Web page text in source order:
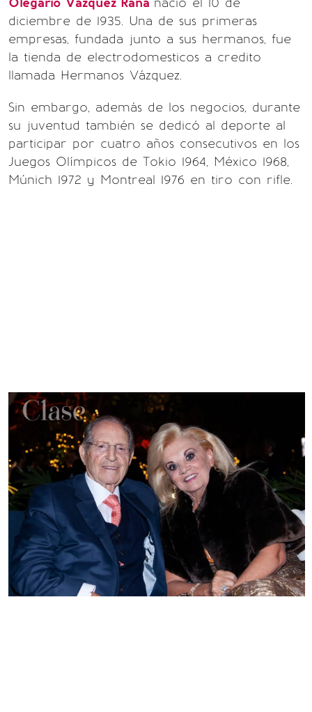
diciembre de 1935. Una de sus primeras
empresas, fundada junto a sus hermanos, fue
la tienda de electrodomesticos a credito
llamada Hermanos Vázquez.
Sin embargo, además de los negocios, durante
su juventud también se dedicó al deporte al
participar por cuatro años consecutivos en los
Juegos Olímpicos de Tokio 1964, México 1968,
Múnich 1972 y Montreal 1976 en tiro con rifle.